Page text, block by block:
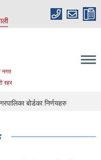
नगर
रहर
बोर्डका निर्णयहरु